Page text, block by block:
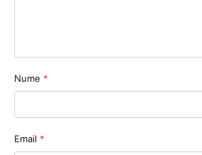
Nume *
Email *